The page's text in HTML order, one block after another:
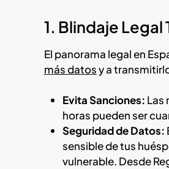
1. Blindaje
El panorama legal en
más datosy a
Evita Sanciones: Las
horas pueden ser
Seguridad de Datos:
sensible de tus
vulnerable. Desde